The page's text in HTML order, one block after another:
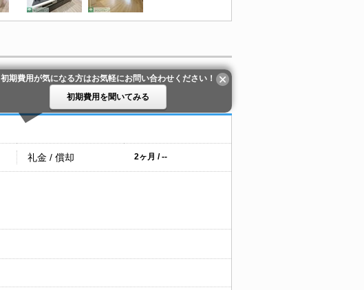
初期費用が気になる方はお気軽にお問い合わせください！
初期費用を聞いてみる
礼金 / 償却 2ヶ月 / --